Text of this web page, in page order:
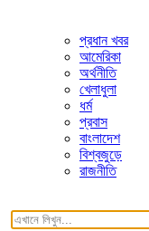
প্রধান খবর
আমেরিকা
অর্থনীতি
খেলাধুলা
ধর্ম
প্রবাস
বাংলাদেশ
বিশ্বজুড়ে
রাজনীতি